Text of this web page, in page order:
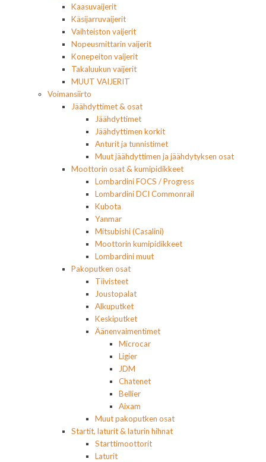
Kaasuvaijerit
Käsijarruvaijerit
Vaihteiston vaijerit
Nopeusmittarin vaijerit
Konepeiton vaijerit
Takaluukun vaijerit
MUUT VAIJERIT
Voimansiirto
Jäähdyttimet & osat
Jäähdyttimet
Jäähdyttimen korkit
Anturit ja tunnistimet
Muut jäähdyttimen ja jäähdytyksen osat
Moottorin osat & kumipidikkeet
Lombardini FOCS / Progress
Lombardini DCI Commonrail
Kubota
Yanmar
Mitsubishi (Casalini)
Moottorin kumipidikkeet
Lombardini muut
Pakoputken osat
Tiivisteet
Joustopalat
Alkuputket
Keskiputket
Äänenvaimentimet
Microcar
Ligier
JDM
Chatenet
Bellier
Aixam
Muut pakoputken osat
Startit, laturit & laturin hihnat
Starttimoottorit
Laturit